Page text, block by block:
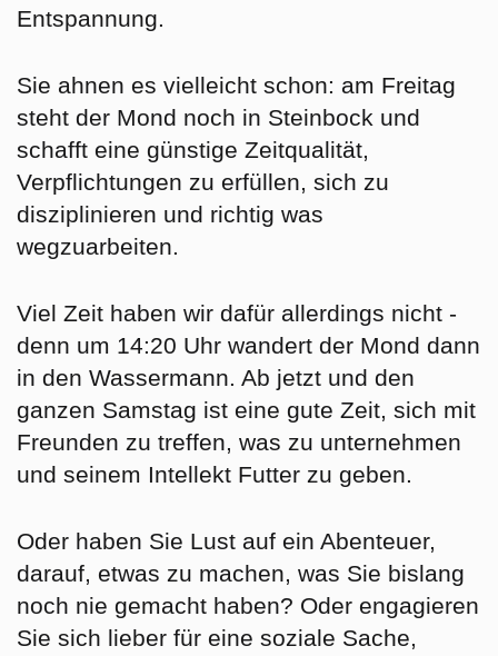
Entspannung.
Sie ahnen es vielleicht schon: am Freitag
steht der Mond noch in Steinbock und
schafft eine günstige Zeitqualität,
Verpflichtungen zu erfüllen, sich zu
disziplinieren und richtig was
wegzuarbeiten.
Viel Zeit haben wir dafür allerdings nicht -
denn um 14:20 Uhr wandert der Mond dann
in den Wassermann. Ab jetzt und den
ganzen Samstag ist eine gute Zeit, sich mit
Freunden zu treffen, was zu unternehmen
und seinem Intellekt Futter zu geben.
Oder haben Sie Lust auf ein Abenteuer,
darauf, etwas zu machen, was Sie bislang
noch nie gemacht haben? Oder engagieren
Sie sich lieber für eine soziale Sache,